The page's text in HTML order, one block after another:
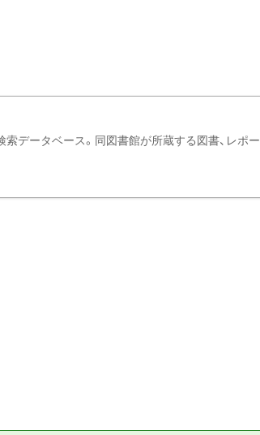
データベース。同図書館が所蔵する図書、レポー